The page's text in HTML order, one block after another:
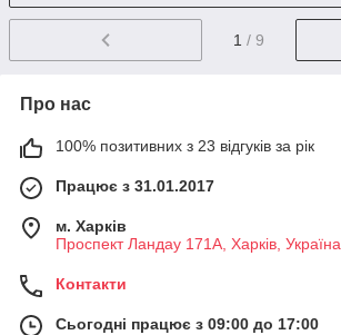
1 / 9
Про нас
100% позитивних з 23 відгуків за рік
Працює з 31.01.2017
м. Харків
Проспект Ландау 171А, Харків, Україна
Контакти
Сьогодні працює з 09:00 до 17:00